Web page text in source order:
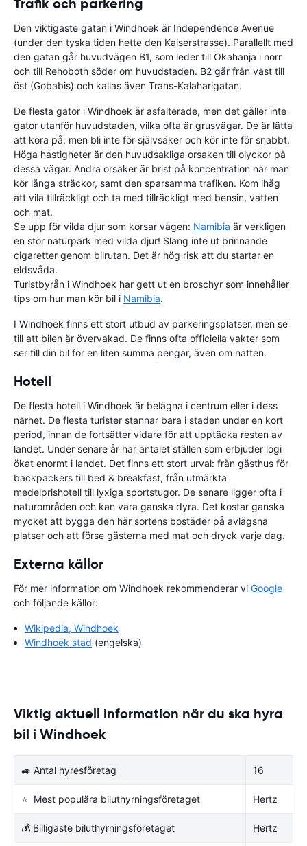
Den viktigaste gatan i Windhoek är Independence Avenue
(under den tyska tiden hette den Kaiserstrasse). Parallellt med
den gatan går huvudvägen B1, som leder till Okahanja i norr
och till Rehoboth söder om huvudstaden. B2 går från väst till
öst (Gobabis) och kallas även Trans-Kalaharigatan.
De flesta gator i Windhoek är asfalterade, men det gäller inte
gator utanför huvudstaden, vilka ofta är grusvägar. De är lätta
att köra på, men bli inte för självsäker och kör inte för snabbt.
Höga hastigheter är den huvudsakliga orsaken till olyckor på
dessa vägar. Andra orsaker är brist på koncentration när man
kör långa sträckor, samt den sparsamma trafiken. Kom ihåg
att vila tillräckligt och ta med tillräckligt med bensin, vatten
och mat.
Se upp för vilda djur som korsar vägen: Namibia är verkligen
en stor naturpark med vilda djur! Släng inte ut brinnande
cigaretter genom bilrutan. Det är hög risk att du startar en
eldsvåda.
Turistbyrån i Windhoek har gett ut en broschyr som innehåller
tips om hur man kör bil i Namibia.
I Windhoek finns ett stort utbud av parkeringsplatser, men se
till att bilen är övervakad. De finns ofta officiella vakter som
ser till din bil för en liten summa pengar, även om natten.
Hotell
De flesta hotell i Windhoek är belägna i centrum eller i dess
närhet. De flesta turister stannar bara i staden under en kort
period, innan de fortsätter vidare för att upptäcka resten av
landet. Under senare år har antalet ställen som erbjuder logi
ökat enormt i landet. Det finns ett stort urval: från gästhus för
backpackers till bed & breakfast, från utmärkta
medelprishotell till lyxiga sportstugor. De senare ligger ofta i
naturområden och kan vara ganska dyra. Det kostar ganska
mycket att bygga den här sortens bostäder på avlägsna
platser och att förse gästerna med mat och dryck varje dag.
Externa källor
För mer information om Windhoek rekommenderar vi Google
och följande källor:
Wikipedia, Windhoek
Windhoek stad (engelska)
Viktig aktuell information när du ska hyra
bil i Windhoek
🚙 Antal hyresföretag 16
⭐ Mest populära biluthyrningsföretaget Hertz
💰 Billigaste biluthyrningsföretaget Hertz